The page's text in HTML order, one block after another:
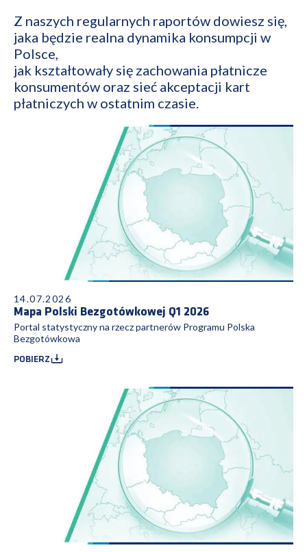
Z naszych regularnych raportów dowiesz się,
jaka będzie realna dynamika konsumpcji w
Polsce,
jak kształtowały się zachowania płatnicze
konsumentów oraz sieć akceptacji kart
płatniczych w ostatnim czasie.
14.07.2026
Mapa Polski Bezgotówkowej Q1 2026
Portal statystyczny na rzecz partnerów Programu Polska
Bezgotówkowa
POBIERZ